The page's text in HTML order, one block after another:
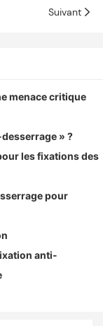
Suivant
menace critique
» ?
les fixations des
pour
anti-